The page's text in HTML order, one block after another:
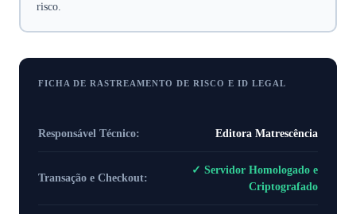
risco.
FICHA DE RASTREAMENTO DE RISCO E ID LEGAL
Responsável Técnico: Editora Matrescência
Transação e Checkout:
✓ Servidor Homologado e
Criptografado